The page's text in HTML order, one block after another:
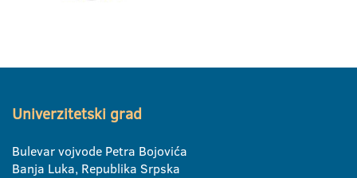
Univerzitetski grad
Bulevar vojvode Petra Bojovića
Banja Luka, Republika Srpska